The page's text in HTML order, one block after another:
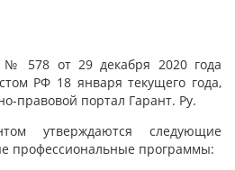
№ 578 от 29 декабря 2020 года
РФ 18 января текущего года,
правовой портал Гарант. Ру.
утверждаются следующие
профессиональные программы: